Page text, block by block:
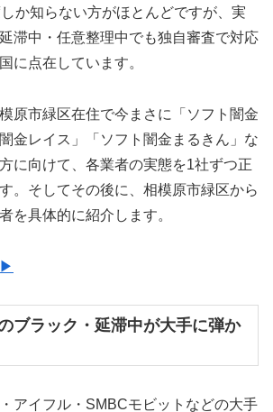
か知らない方がほとんどですが、実
滞中・任意整理中でも独自審査で対応
に点在しています。
原市緑区在住で今まさに「ソフト闇金
金レイス」「ソフト闇金まるきん」な
に向けて、各業者の実態を1社ずつ正
。そしてその後に、相模原市緑区から
を具体的に紹介します。
▶
ブラック・延滞中が大手に弾か
アイフル・SMBCモビットなどの大手